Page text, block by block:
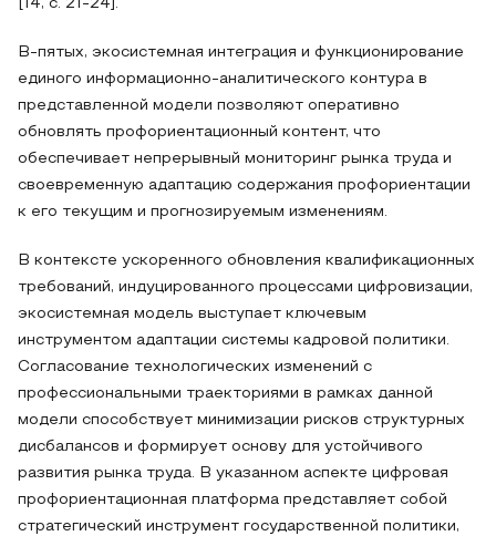
[14, с. 21-24].
В‑пятых, экосистемная интеграция и функционирование
единого информационно-аналитического контура в
представленной модели позволяют оперативно
обновлять профориентационный контент, что
обеспечивает непрерывный мониторинг рынка труда и
своевременную адаптацию содержания профориентации
к его текущим и прогнозируемым изменениям.
В контексте ускоренного обновления квалификационных
требований, индуцированного процессами цифровизации,
экосистемная модель выступает ключевым
инструментом адаптации системы кадровой политики.
Согласование технологических изменений с
профессиональными траекториями в рамках данной
модели способствует минимизации рисков структурных
дисбалансов и формирует основу для устойчивого
развития рынка труда. В указанном аспекте цифровая
профориентационная платформа представляет собой
стратегический инструмент государственной политики,